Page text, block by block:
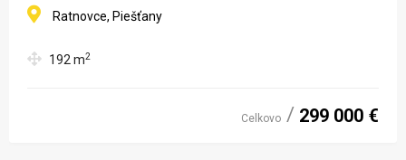
Ratnovce, Piešťany
192m2
Celkovo 299 000 €